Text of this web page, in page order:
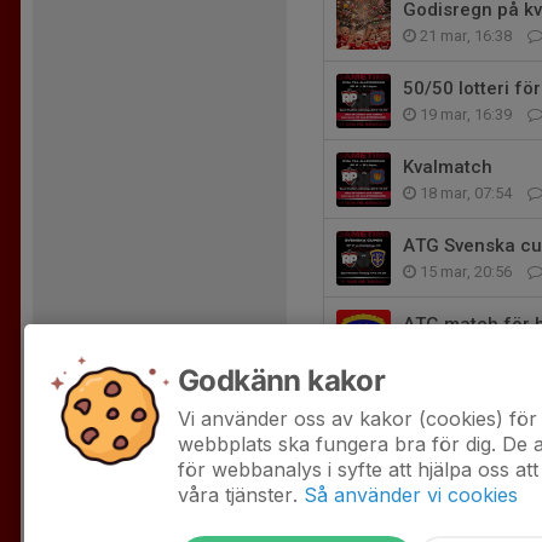
Godisregn på
21 mar, 16:38
50/50 lotteri för
19 mar, 16:39
Kvalmatch
18 mar, 07:54
ATG Svenska
15 mar, 20:56
ATG match för
15 mar, 09:51
Godkänn kakor
Vi använder oss av kakor (cookies)
webbplats ska fungera bra för dig. De
för webbanalys i syfte att hjälpa oss
våra tjänster. Så använder vi cookies